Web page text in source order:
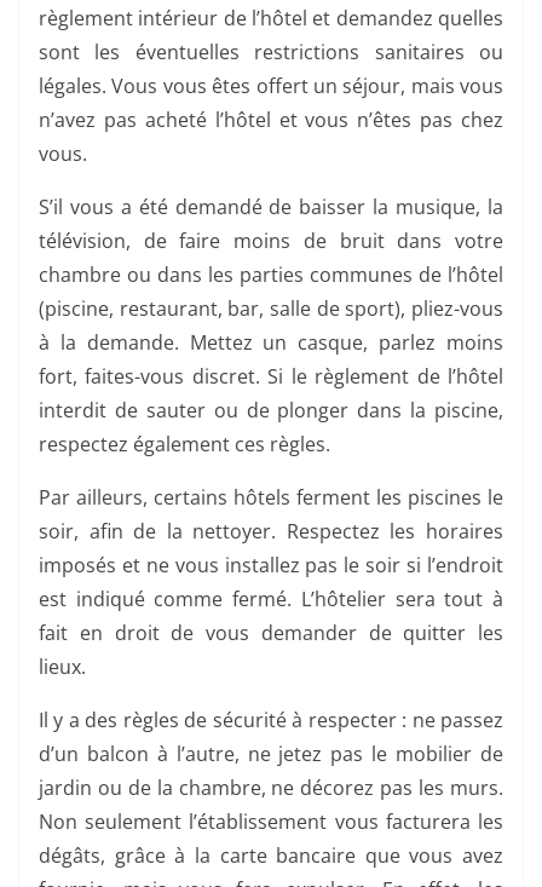
règlement intérieur de l’hôtel et demandez quelles
sont les éventuelles restrictions sanitaires ou
légales. Vous vous êtes offert un séjour, mais vous
n’avez pas acheté l’hôtel et vous n’êtes pas chez
vous.
S’il vous a été demandé de baisser la musique, la
télévision, de faire moins de bruit dans votre
chambre ou dans les parties communes de l’hôtel
(piscine, restaurant, bar, salle de sport), pliez-vous
à la demande. Mettez un casque, parlez moins
fort, faites-vous discret. Si le règlement de l’hôtel
interdit de sauter ou de plonger dans la piscine,
respectez également ces règles.
Par ailleurs, certains hôtels ferment les piscines le
soir, afin de la nettoyer. Respectez les horaires
imposés et ne vous installez pas le soir si l’endroit
est indiqué comme fermé. L’hôtelier sera tout à
fait en droit de vous demander de quitter les
lieux.
Il y a des règles de sécurité à respecter : ne passez
d’un balcon à l’autre, ne jetez pas le mobilier de
jardin ou de la chambre, ne décorez pas les murs.
Non seulement l’établissement vous facturera les
dégâts, grâce à la carte bancaire que vous avez